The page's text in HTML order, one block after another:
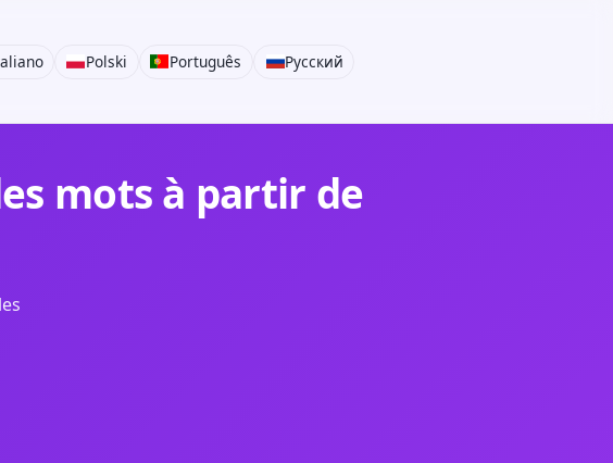
Polski Português
Русский
mots à partir de